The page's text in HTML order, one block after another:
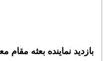
بازدید نماینده بعثه مقام